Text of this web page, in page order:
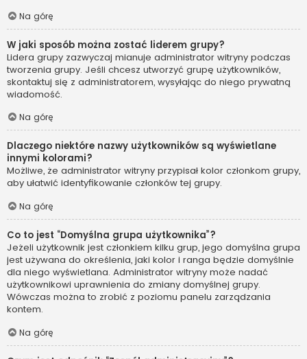
Na górę
W jaki sposób można zostać liderem grupy?
Lidera grupy zazwyczaj mianuje administrator witryny podczas
tworzenia grupy. Jeśli chcesz utworzyć grupę użytkowników,
skontaktuj się z administratorem, wysyłając do niego prywatną
wiadomość.
Na górę
Dlaczego niektóre nazwy użytkowników są wyświetlane
innymi kolorami?
Możliwe, że administrator witryny przypisał kolor członkom grupy,
aby ułatwić identyfikowanie członków tej grupy.
Na górę
Co to jest “Domyślna grupa użytkownika”?
Jeżeli użytkownik jest członkiem kilku grup, jego domyślna grupa
jest używana do określenia, jaki kolor i ranga będzie domyślnie
dla niego wyświetlana. Administrator witryny może nadać
użytkownikowi uprawnienia do zmiany domyślnej grupy.
Wówczas można to zrobić z poziomu panelu zarządzania
kontem.
Na górę